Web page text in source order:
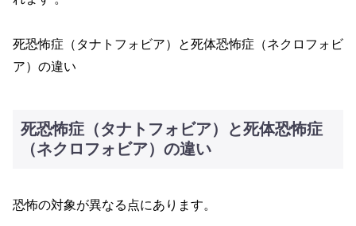
死恐怖症（タナトフォビア）と死体恐怖症（ネクロフォビ
ア）の違い
死恐怖症（タナトフォビア）と死体恐怖症
（ネクロフォビア）の違い
恐怖の対象が異なる点にあります。